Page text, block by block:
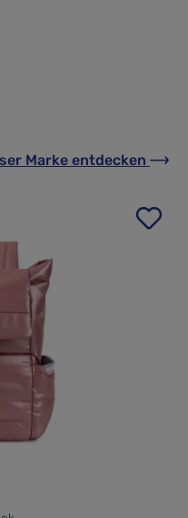
Marke entdecken